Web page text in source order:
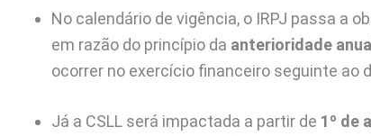
No calendário de vigência, o IRPJ passa a
em razão do princípio da anterioridade
ocorrer no exercício financeiro seguinte ao
Já a CSLL será impactada a partir de 1º de